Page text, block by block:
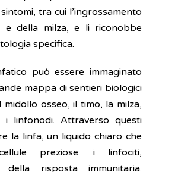
tra cui l’ingrossamento
e della milza, e li riconobbe
specifica.
può essere immaginato
mappa di sentieri biologici
midollo osseo, il timo, la milza,
linfonodi. Attraverso questi
la linfa, un liquido chiaro che
preziose: i linfociti,
della risposta immunitaria.